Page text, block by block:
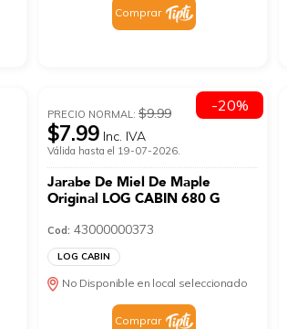
Comprar
PRECIO NORMAL: $9.99
$7.99 Inc. IVA
Válida hasta el 19-07-2026.
Jarabe De Miel De Maple
Original LOG CABIN 680 G
Cod: 43000000373
LOG CABIN
No Disponible en local seleccionado
Comprar
-20%